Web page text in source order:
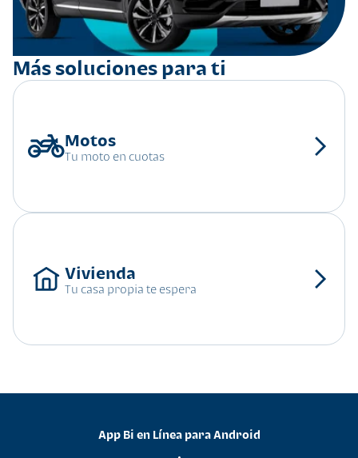
Más soluciones para ti
Tu moto en cuotas
Tu casa propia te espera
App Bi en Línea para Android